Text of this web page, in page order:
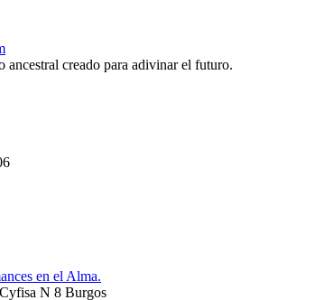
ancestral creado para adivinar el futuro.
en el Alma.
N 8 Burgos